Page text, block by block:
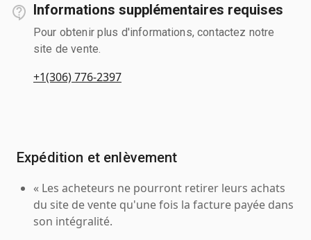
Informations supplémentaires requises
Pour obtenir plus d'informations, contactez notre
site de vente.
+1(306) 776-2397
Expédition et enlèvement
« Les acheteurs ne pourront retirer leurs achats
du site de vente qu'une fois la facture payée dans
son intégralité.